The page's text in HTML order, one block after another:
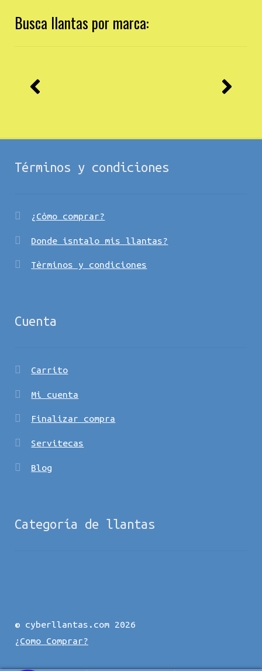
Busca llantas por marca:
Términos y condiciones
¿Còmo comprar?
Donde isntalo mis llantas?
Tèrminos y condiciones
Cuenta
Carrito
Mi cuenta
Finalizar compra
Servitecas
Blog
Categoría de llantas
© cyberllantas.com 2026
¿Como Comprar?